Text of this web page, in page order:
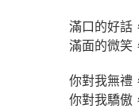
滿口的好話
滿面的微笑
你對我無禮
你對我驕傲